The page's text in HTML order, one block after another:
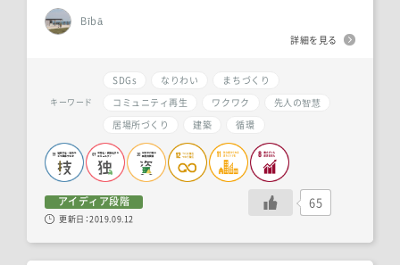
Bībā
詳細を見る
キーワード
SDGs なりわい
まちづくり
コミュニティ再生
ワクワク
先人の智慧
居場所づくり
建築 循環
アイディア段階
更新日：2019.09.12
65